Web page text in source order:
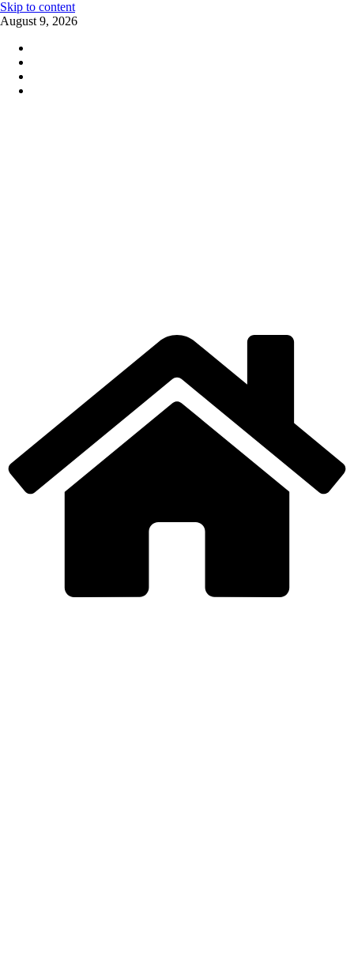
Skip to content
August 9, 2026